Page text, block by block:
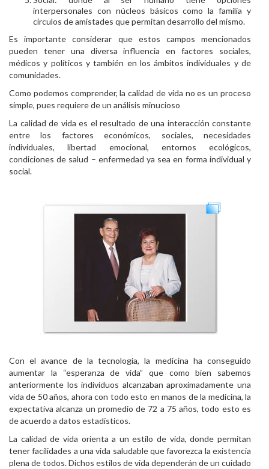
interpersonales con núcleos básicos como la familia y
círculos de amistades que permitan desarrollo del mismo.
Es importante considerar que estos campos mencionados
pueden tener una diversa influencia en factores sociales,
médicos y políticos y también en los ámbitos individuales y de
comunidades.
Como podemos comprender, la calidad de vida no es un proceso
simple, pues requiere de un análisis minucioso
La calidad de vida es el resultado de una interacción constante
entre los factores económicos, sociales, necesidades
individuales, libertad emocional, entornos ecológicos,
condiciones de salud – enfermedad ya sea en forma individual y
social.
Con el avance de la tecnología, la medicina ha conseguido
aumentar la “esperanza de vida” que como bien sabemos
anteriormente los individuos alcanzaban aproximadamente una
vida de 50 años, ahora con todo esto en manos de la medicina, la
expectativa alcanza un promedio de 72 a 75 años, todo esto es
de acuerdo a datos estadísticos.
La calidad de vida orienta a un estilo de vida, donde permitan
tener facilidades a una vida saludable que favorezca la existencia
plena de todos. Dichos estilos de vida dependerán de un cuidado